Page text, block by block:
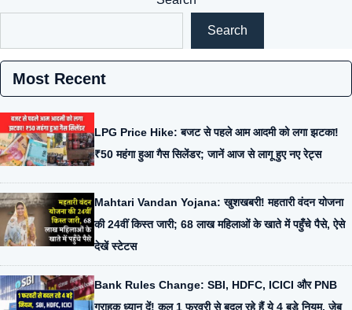
Search
Most Recent
LPG Price Hike: बजट से पहले आम आदमी को लगा झटका!
₹50 महंगा हुआ गैस सिलेंडर; जानें आज से लागू हुए नए रेट्स
Mahtari Vandan Yojana: खुशखबरी! महतारी वंदन योजना
की 24वीं किस्त जारी; 68 लाख महिलाओं के खाते में पहुँचे पैसे, ऐसे
देखें स्टेटस
Bank Rules Change: SBI, HDFC, ICICI और PNB
ग्राहक ध्यान दें! कल 1 फरवरी से बदल रहे हैं ये 4 बड़े नियम, जेब